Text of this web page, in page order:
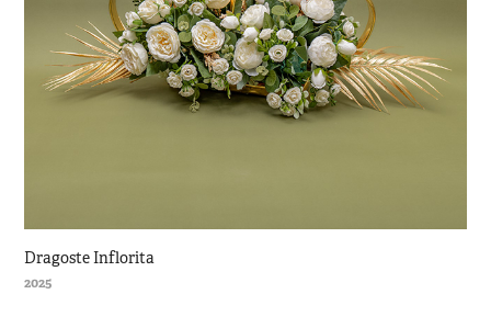
Dragoste Inflorita
2025